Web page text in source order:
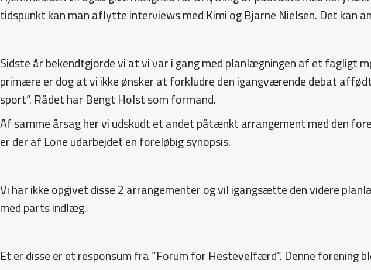
tidspunkt kan man aflytte interviews med Kimi og Bjarne Nielsen. Det kan
Sidste år bekendtgjorde vi at vi var i gang med planlægningen af et fagligt
primære er dog at vi ikke ønsker at forkludre den igangværende debat
sport”. Rådet har Bengt Holst som formand.
Af samme årsag her vi udskudt et andet påtænkt arrangement med den
er der af Lone udarbejdet en foreløbig synopsis.
Vi har ikke opgivet disse 2 arrangementer og vil igangsætte den videre
med parts indlæg.
Et er disse er et responsum fra ”Forum for Hestevelfærd”. Denne forening